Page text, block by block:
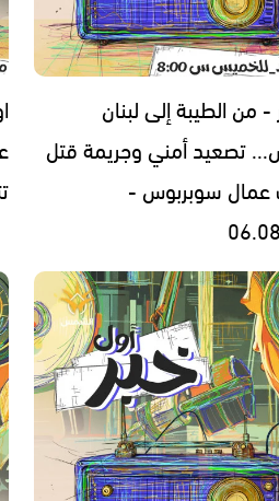
من الطيبة إلى لبنان
تصعيد أمني وجريمة قتل
عمال سوبربوس -